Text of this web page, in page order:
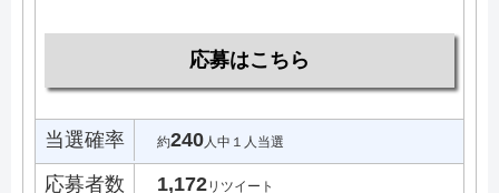
応募はこちら
当選確率 約240人中１人当選
応募者数 1,172リツイート